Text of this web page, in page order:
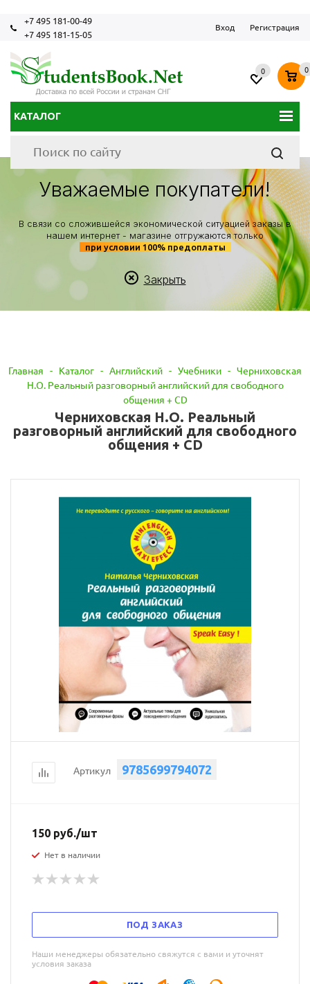
+7 495 181-00-49
+7 495 181-15-05
Вход Регистрация
КАТАЛОГ
0 0
Уважаемые покупатели!
В связи со сложившейся экономической ситуацией заказы в
нашем интернет - магазине отгружаются только
при условии 100% предоплаты
Закрыть
Главная - Каталог - Английский - Учебники - Черниховская
Н.О. Реальный разговорный английский для свободного
общения + CD
Черниховская Н.О. Реальный
разговорный английский для свободного
общения + CD
Артикул 9785699794072
150 руб./шт
Нет в наличии
ПОД ЗАКАЗ
Наши менеджеры обязательно свяжутся с вами и уточнят
условия заказа